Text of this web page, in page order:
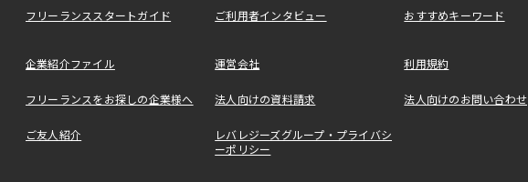
フリーランススタートガイド ご利用者インタビュー おすすめキーワード
企業紹介ファイル 運営会社 利用規約
フリーランスをお探しの企業様へ 法人向けの資料請求 法人向けのお問い合わせ
ご友人紹介
レバレジーズグループ・プライバシ
ーポリシー